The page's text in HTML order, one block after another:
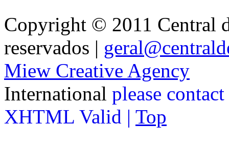
Copyright © 2011 Central
reservados |
Miew Creative Agency
International please
XHTML Valid | Top